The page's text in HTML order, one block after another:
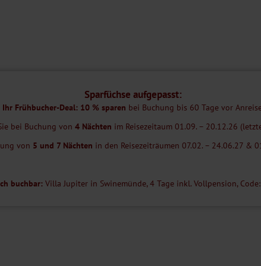
etwa 250 m und per PKW nach ca. 650 m zu erreichen ist.
nicht geeignet. Bitte kontaktieren Sie im Zweifel unser
Betten (80 x 200 cm), Bad oder Dusche/WC und TV ausgestattet.
Sparfüchse aufgepasst:
Ihr Frühbucher-Deal: 10 % sparen bei Buchung bis 60 Tage vor
bei Buchung von 4 Nächten im Reisezeitaum 01.09. – 20.12.26
von 5 und 7 Nächten in den Reisezeiträumen 07.02. – 24.06.27 &
buchbar: Villa Jupiter in Swinemünde, 4 Tage inkl. Vollpension, Code: